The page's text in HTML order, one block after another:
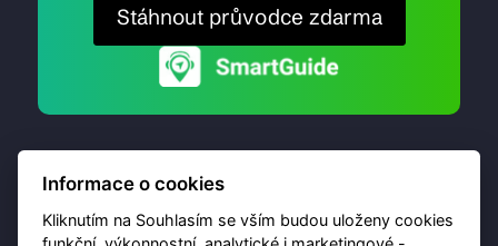
Stáhnout průvodce zdarma
Informace o cookies
Kliknutím na Souhlasím se vším budou uloženy cookies